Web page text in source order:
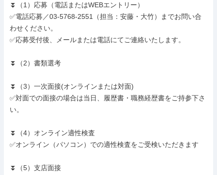
⏬️（1）応募（電話またはWEBエントリー）
✅電話応募／03-5768-2551（担当：安藤・大竹）までお問い合
わせください。
✅応募受付後、メールまたは電話にてご連絡いたします。
⏬️（2）書類選考
⏬️（3）一次面接(オンラインまたは対面)
✅対面での面接の場合は当日、履歴書・職務経歴書をご持参下さ
い。
⏬️（4）オンライン適性検査
✅オンライン（パソコン）での適性検査をご受検いただきます
⏬️（5）支店面接